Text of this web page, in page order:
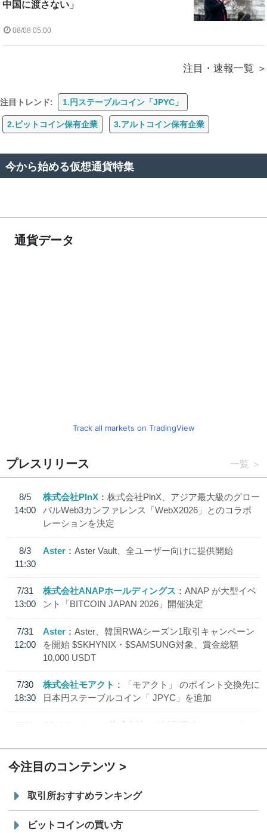
中国に渡さない」
08/08 05:00
注目・速報一覧
注目トレンド: 1.円ステーブルコイン「JPYC」
2.ビットコイン保有企業 3.アルトコイン保有企業
今から始める仮想通貨特集
通貨データ
Track all markets on TradingView
プレスリリース 一覧
8/5
14:00
株式会社PlnX
株式会社PlnX、アジア最大級のグロー
バルWeb3カンファレンス「WebX2026」とのコラボ
レーションを決定
8/3
11:30
Aster Aster Vault、全ユーザー向けに提供開始
7/31
13:00
株式会社ANAPホールディングス
ANAP が大型イベ
ント「BITCOIN JAPAN 2026」開催決定
7/31
12:00
Aster
Aster、韓国RWAシーズン1取引キャンペーン
を開始 $SKHYNIX・$SAMSUNG対象、賞金総額
10,000 USDT
7/30
18:30
株式会社モアクト
「モアクト」 のポイント交換先に
日本円ステーブルコイン「 JPYC」を追加
7/29
SBI VCトレード株式会社
信託型円建てステーブル
今注目のコンテンツ
取引所おすすめランキング
ビットコインの買い方